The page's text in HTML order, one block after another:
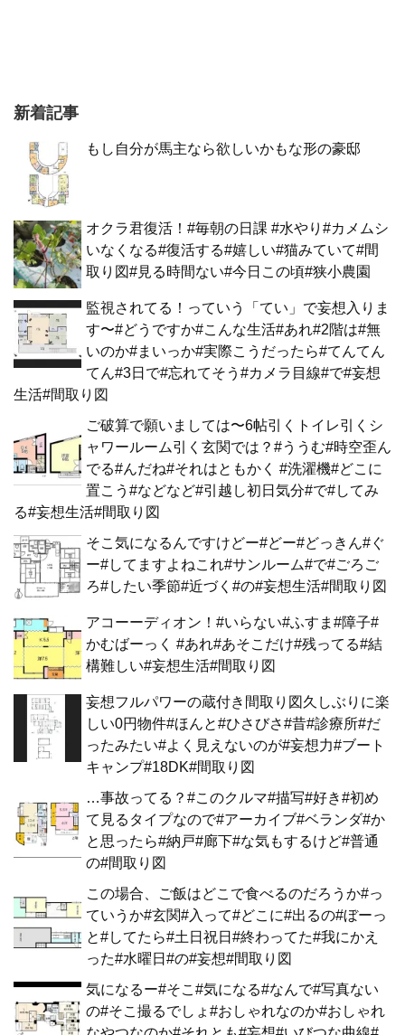
新着記事
もし自分が馬主なら欲しいかもな形の豪邸
オクラ君復活！#毎朝の日課 #水やり#カメムシ
いなくなる#復活する#嬉しい#猫みていて#間
取り図#見る時間ない#今日この頃#狭小農園
監視されてる！っていう「てい」で妄想入りま
す〜#どうですか#こんな生活#あれ#2階は#無
いのか#まいっか#実際こうだったら#てんてん
てん#3日で#忘れてそう#カメラ目線#で#妄想
生活#間取り図
ご破算で願いましては〜6帖引くトイレ引くシ
ャワールーム引く玄関では？#ううむ#時空歪ん
でる#んだね#それはともかく #洗濯機#どこに
置こう#などなど#引越し初日気分#で#してみ
る#妄想生活#間取り図
そこ気になるんですけどー#どー#どっきん#ぐ
ー#してますよねこれ#サンルーム#で#ごろご
ろ#したい季節#近づく#の#妄想生活#間取り図
アコーーディオン！#いらない#ふすま#障子#
かむばーっく #あれ#あそこだけ#残ってる#結
構難しい#妄想生活#間取り図
妄想フルパワーの蔵付き間取り図久しぶりに楽
しい0円物件#ほんと#ひさびさ#昔#診療所#だ
ったみたい#よく見えないのが#妄想力#ブート
キャンプ#18DK#間取り図
…事故ってる？#このクルマ#描写#好き#初め
て見るタイプなので#アーカイブ#ベランダ#か
と思ったら#納戸#廊下#な気もするけど#普通
の#間取り図
この場合、ご飯はどこで食べるのだろうか#っ
ていうか#玄関#入って#どこに#出るの#ぼーっ
と#してたら#土日祝日#終わってた#我にかえ
った#水曜日#の#妄想#間取り図
気になるー#そこ#気になる#なんで#写真ない
の#そこ撮るでしょ#おしゃれなのか#おしゃれ